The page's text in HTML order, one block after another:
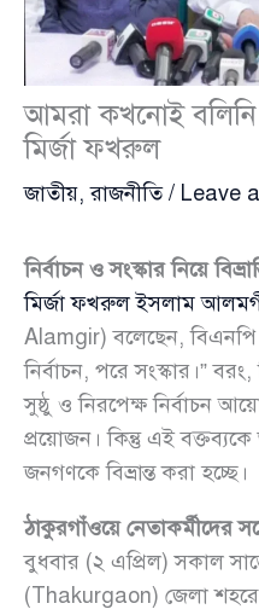
আমরা কখনোই বলিনি
মির্জা ফখরুল
জাতীয়,রাজনীতি/ Leave
নির্বাচন ও সংস্কার নিয়ে
মির্জা ফখরুল ইসলাম
Alamgir) বলেছেন,
নির্বাচন, পরে সংস্কার।”
সুষ্ঠু ও নিরপেক্ষ নির্বাচন
প্রয়োজন। কিন্তু এই
জনগণকে বিভ্রান্ত করা হচ্ছে।
ঠাকুরগাঁওয়ে নেতাকর্মীদের
বুধবার (২ এপ্রিল) সকাল
(Thakurgaon) জেলা